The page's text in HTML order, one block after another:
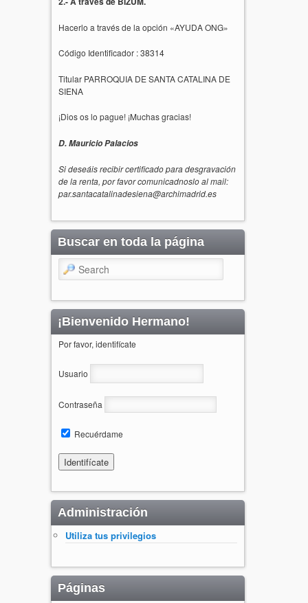
Hacerlo a través de la opción «AYUDA ONG»
Código Identificador : 38314
Titular PARROQUIA DE SANTA CATALINA DE
SIENA
¡Dios os lo pague! ¡Muchas gracias!
D. Mauricio Palacios
Si deseáis recibir certificado para desgravación
de la renta, por favor comunicadnoslo al mail:
par.santacatalinadesiena@archimadrid.es
Buscar en toda la página
Search
¡Bienvenido Hermano!
Por favor, identifícate
Usuario
Contraseña
Recuérdame
Administración
Utiliza tus privilegios
Páginas